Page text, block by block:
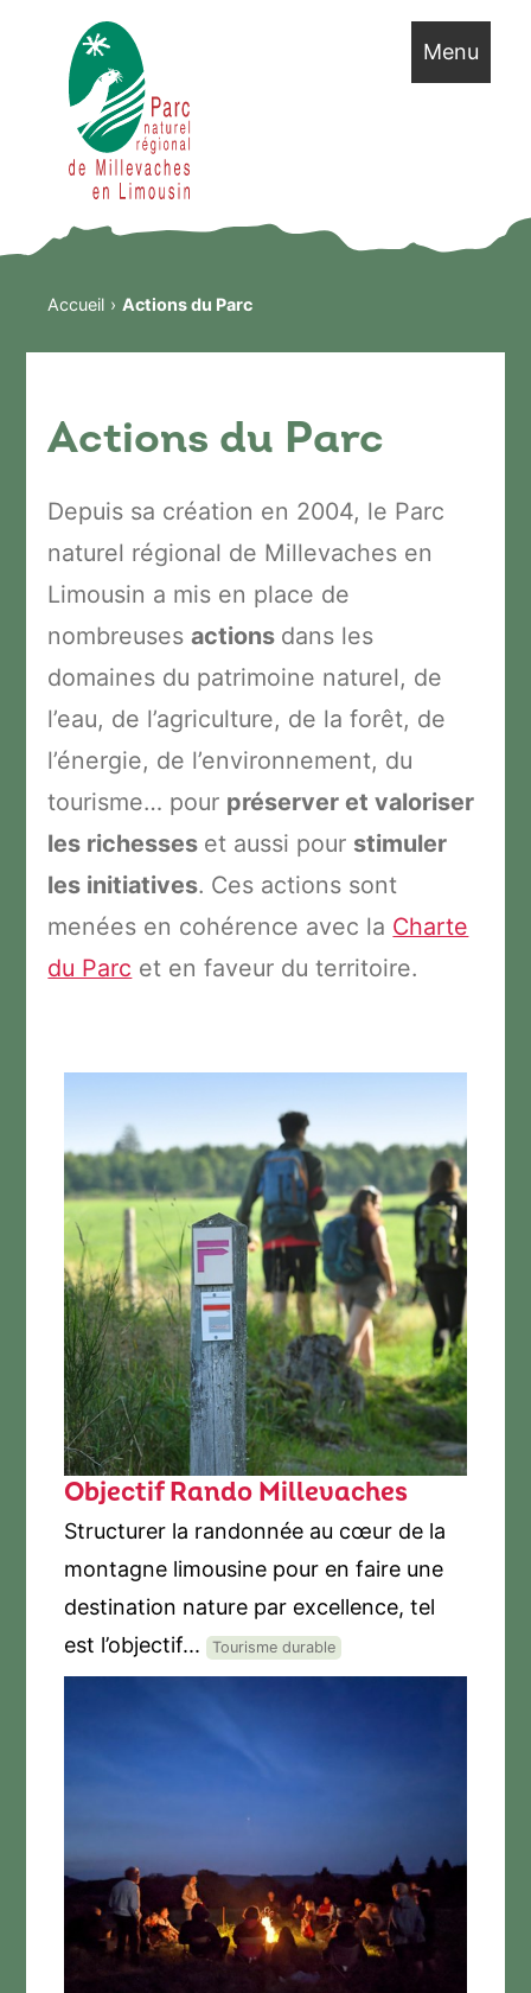
Menu
Accueil Actions du Parc
Actions du Parc
Depuis sa création en 2004, le Parc
naturel régional de Millevaches en
Limousin a mis en place de
nombreusesactions dans les
domaines du patrimoine naturel, de
l’eau, de l’agriculture, de la forêt, de
l’énergie, de l’environnement, du
tourisme… pour préserver et valoriser
les richesses et aussi pour stimuler
les initiatives. Ces actions sont
menées en cohérence avec la Charte
du Parc et en faveur du territoire.
Objectif Rando Millevaches
Structurer la randonnée au cœur de la
montagne limousine pour en faire une
destination nature par excellence, tel
est l’objectif... Tourisme durable